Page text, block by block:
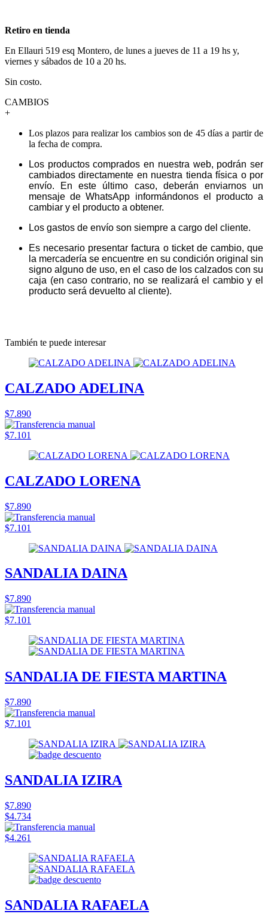
Retiro en tienda
En Ellauri 519 esq Montero, de lunes a jueves de 11 a 19 hs y,
viernes y sábados de 10 a 20 hs.
Sin costo.
CAMBIOS
+
Los plazos para realizar los cambios son de 45 días a partir de
la fecha de compra.
Los productos comprados en nuestra web, podrán ser
cambiados directamente en nuestra tienda física o por
envío. En este último caso, deberán enviarnos un
mensaje de WhatsApp informándonos el producto a
cambiar y el producto a obtener.
Los gastos de envío son siempre a cargo del cliente.
Es necesario presentar factura o ticket de cambio, que
la mercadería se encuentre en su condición original sin
signo alguno de uso, en el caso de los calzados con su
caja (en caso contrario, no se realizará el cambio y el
producto será devuelto al cliente).
También te puede interesar
CALZADO ADELINA
$7.890
$7.101
CALZADO LORENA
$7.890
$7.101
SANDALIA DAINA
$7.890
$7.101
SANDALIA DE FIESTA MARTINA
$7.890
$7.101
SANDALIA IZIRA
$7.890
$4.734
$4.261
SANDALIA RAFAELA